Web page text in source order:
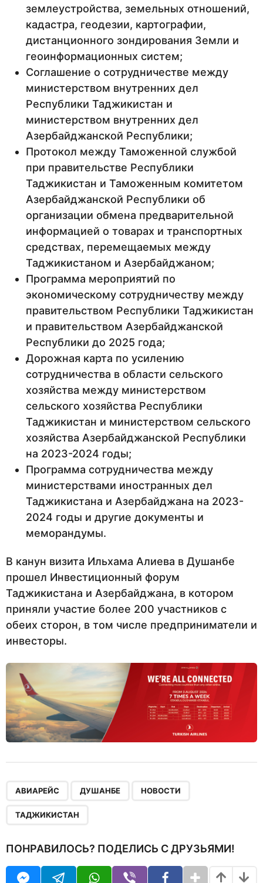
землеустройства, земельных отношений,
кадастра, геодезии, картографии,
дистанционного зондирования Земли и
геоинформационных систем;
Соглашение о сотрудничестве между
министерством внутренних дел
Республики Таджикистан и
министерством внутренних дел
Азербайджанской Республики;
Протокол между Таможенной службой
при правительстве Республики
Таджикистан и Таможенным комитетом
Азербайджанской Республики об
организации обмена предварительной
информацией о товарах и транспортных
средствах, перемещаемых между
Таджикистаном и Азербайджаном;
Программа мероприятий по
экономическому сотрудничеству между
правительством Республики Таджикистан
и правительством Азербайджанской
Республики до 2025 года;
Дорожная карта по усилению
сотрудничества в области сельского
хозяйства между министерством
сельского хозяйства Республики
Таджикистан и министерством сельского
хозяйства Азербайджанской Республики
на 2023-2024 годы;
Программа сотрудничества между
министерствами иностранных дел
Таджикистана и Азербайджана на 2023-
2024 годы и другие документы и
меморандумы.
В канун визита Ильхама Алиева в Душанбе
прошел Инвестиционный форум
Таджикистана и Азербайджана, в котором
приняли участие более 200 участников с
обеих сторон, в том числе предприниматели и
инвесторы.
АВИАРЕЙС ДУШАНБЕ НОВОСТИ
ТАДЖИКИСТАН
ПОНРАВИЛОСЬ? ПОДЕЛИСЬ С ДРУЗЬЯМИ!